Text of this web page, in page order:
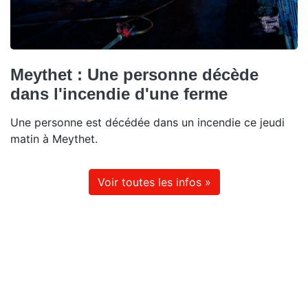
Meythet : Une personne décède
dans l'incendie d'une ferme
Une personne est décédée dans un incendie ce jeudi
matin à Meythet.
Voir toutes les infos »